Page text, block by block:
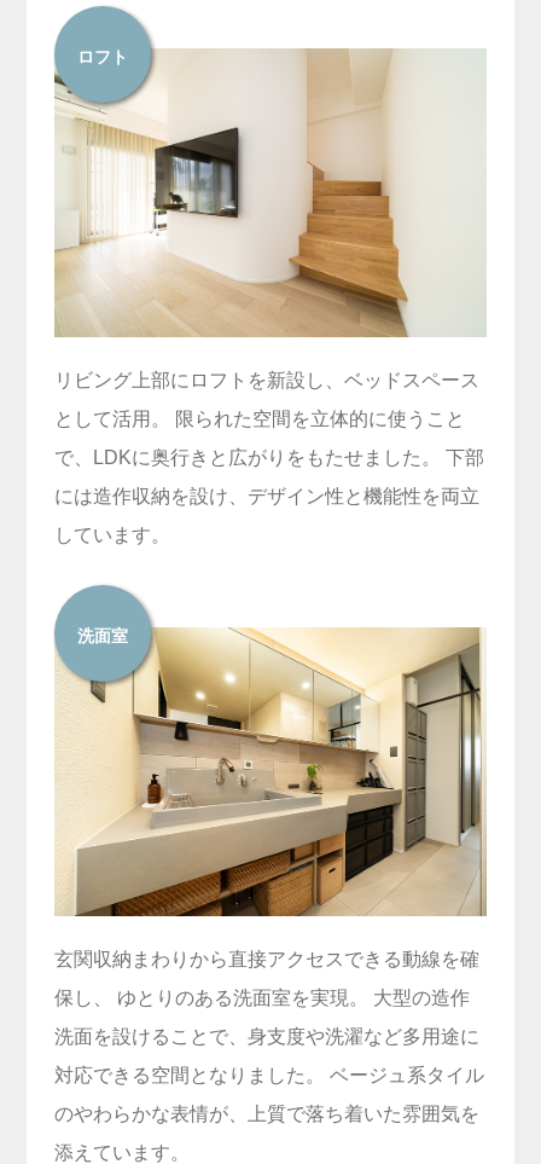
ロフト
リビング上部にロフトを新設し、ベッドスペース
として活用。 限られた空間を立体的に使うこと
で、LDKに奥行きと広がりをもたせました。 下部
には造作収納を設け、デザイン性と機能性を両立
しています。
洗面室
玄関収納まわりから直接アクセスできる動線を確
保し、 ゆとりのある洗面室を実現。 大型の造作
洗面を設けることで、身支度や洗濯など多用途に
対応できる空間となりました。 ベージュ系タイル
のやわらかな表情が、上質で落ち着いた雰囲気を
添えています。